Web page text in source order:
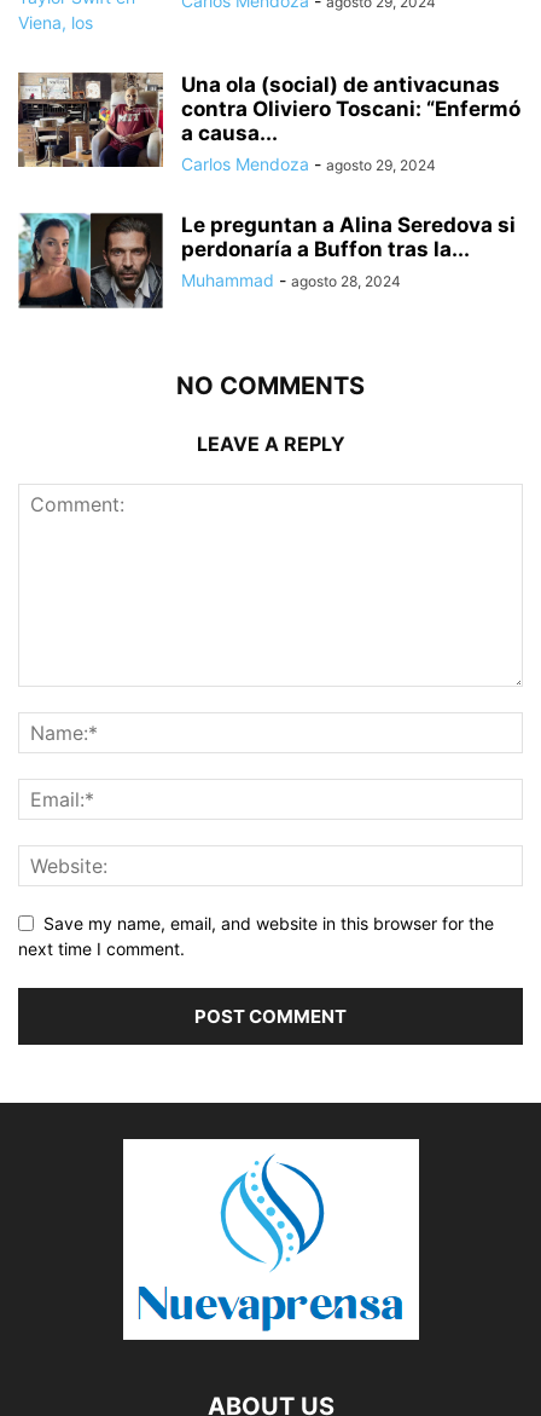
Una ola (social) de antivacunas
contra Oliviero Toscani: “Enfermó
a causa...
Carlos Mendoza - agosto 29, 2024
Le preguntan a Alina Seredova si
perdonaría a Buffon tras la...
Muhammad - agosto 28, 2024
NO COMMENTS
LEAVE A REPLY
Save my name, email, and website in this browser for the
next time I comment.
ABOUT US